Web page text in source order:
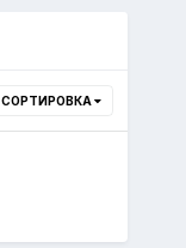
СОРТИРОВКА